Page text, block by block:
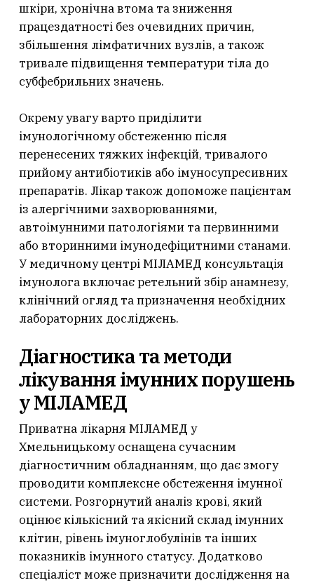
шкіри, хронічна втома та зниження
працездатності без очевидних причин,
збільшення лімфатичних вузлів, а також
тривале підвищення температури тіла до
субфебрильних значень.
Окрему увагу варто приділити
імунологічному обстеженню після
перенесених тяжких інфекцій, тривалого
прийому антибіотиків або імуносупресивних
препаратів. Лікар також допоможе пацієнтам
із алергічними захворюваннями,
автоімунними патологіями та первинними
або вторинними імунодефіцитними станами.
У медичному центрі МІЛАМЕД консультація
імунолога включає ретельний збір анамнезу,
клінічний огляд та призначення необхідних
лабораторних досліджень.
Діагностика та методи
лікування імунних порушень
у МІЛАМЕД
Приватна лікарня МІЛАМЕД у
Хмельницькому оснащена сучасним
діагностичним обладнанням, що дає змогу
проводити комплексне обстеження імунної
системи. Розгорнутий аналіз крові, який
оцінює кількісний та якісний склад імунних
клітин, рівень імуноглобулінів та інших
показників імунного статусу. Додатково
спеціаліст може призначити дослідження на